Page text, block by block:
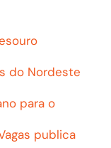
do Nordeste
para o
publica